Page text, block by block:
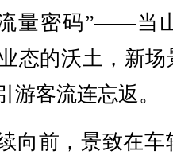
量密码”——当
态的沃土，新
游客流连忘返。
向前，景致在车